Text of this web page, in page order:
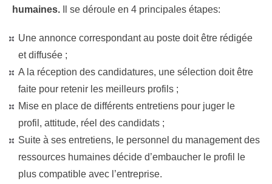
humaines. Il se déroule en 4 principales étapes:
Une annonce correspondant au poste doit être rédigée
et diffusée ;
A la réception des candidatures, une sélection doit être
faite pour retenir les meilleurs profils ;
Mise en place de différents entretiens pour juger le
profil, attitude, réel des candidats ;
Suite à ses entretiens, le personnel du management des
ressources humaines décide d’embaucher le profil le
plus compatible avec l’entreprise.